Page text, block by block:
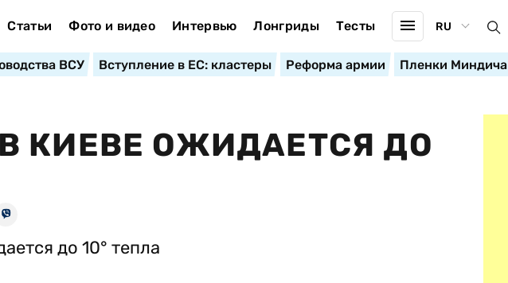
Статьи Фото и видео Интервью Лонгриды Тесты RU
ВСУ Вступление в ЕС: кластеры Реформа армии Пленки Миндича
КИЕВЕ ОЖИДАЕТСЯ ДО